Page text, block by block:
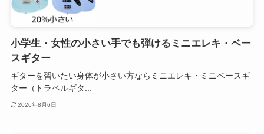
小学生・女性の小さい手でも弾けるミニエレキ・ベー
スギター
ギターを習いたい身体が小さい方ならミニエレキ・ミニベースギ
ター（トラベルギタ...
2026年8月6日